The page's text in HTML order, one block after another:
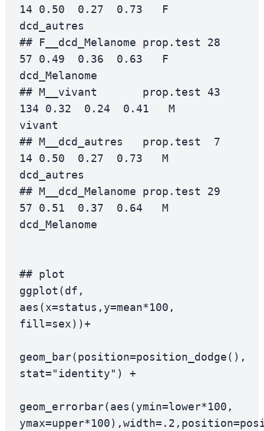
14 0.50  0.27  0.73   F
dcd_autres
## F__dcd_Melanome prop.test 28
57 0.49  0.36  0.63   F
dcd_Melanome
## M__vivant       prop.test 43
134 0.32  0.24  0.41   M
vivant
## M__dcd_autres   prop.test  7
14 0.50  0.27  0.73   M
dcd_autres
## M__dcd_Melanome prop.test 29
57 0.51  0.37  0.64   M
dcd_Melanome
## plot
ggplot(df,
aes(x=status,y=mean*100,
fill=sex))+
geom_bar(position=position_dodge(),
stat="identity") +
geom_errorbar(aes(ymin=lower*100,